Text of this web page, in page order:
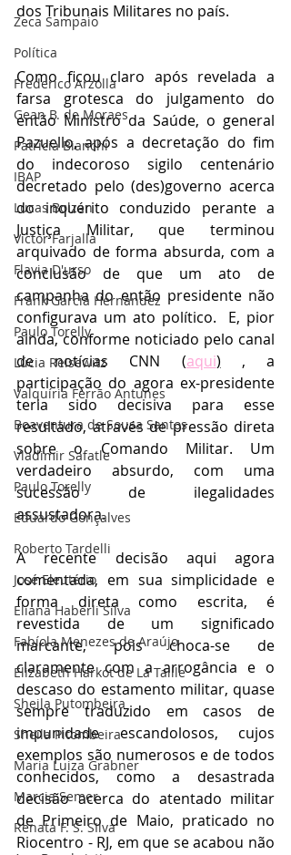
Zeca Sampaio
Política
Frederico Arzolla
Gean B. de Moraes
Patrícia Bianchi
IBAP
Lucas Bolzan
Victor Farjalla
Flavia D'urso
Frank García Hernandez
Paulo Torelly
Lúcia Reisewitz
Valquíria Ferrão Antunes
Boaventura de Sousa Santos
Vladimir Safatle
Paulo Torelly
Eduardo Gonçalves
Roberto Tardelli
José Eleutério
Eliana Haberli Silva
Fabíola Menezes de Araújo
Elizabeth Harkot de La Taille
Sheila Putombeira
Sheila Pitombeira
Maria Luiza Grabner
Marcia Semer
Renata F. S. SIlva
dos Tribunais Militares no país.
Como ficou claro após revelada a
farsa grotesca do julgamento do
então Ministro da Saúde, o general
Pazuello, após a decretação do fim
do indecoroso sigilo centenário
decretado pelo (des)governo acerca
do inquérito conduzido perante a
Justiça Militar, que terminou
arquivado de forma absurda, com a
conclusão de que um ato de
campanha do então presidente não
configurava um ato político.  E, pior
ainda, conforme noticiado pelo canal
de notícias CNN (aqui) , a
participação do agora ex-presidente
teria sido decisiva para esse
resultado, através de pressão direta
sobre o Comando Militar. Um
verdadeiro absurdo, com uma
sucessão de ilegalidades
assustadora.
A recente decisão aqui agora
comentada, em sua simplicidade e
forma direta como escrita, é
revestida de um significado
marcante, pois choca-se de
claramente com a arrogância e o
descaso do estamento militar, quase
sempre traduzido em casos de
impunidade escandolosos, cujos
exemplos são numerosos e de todos
conhecidos, como a desastrada
decisão acerca do atentado militar
de Primeiro de Maio, praticado no
Riocentro - RJ, em que se acabou não